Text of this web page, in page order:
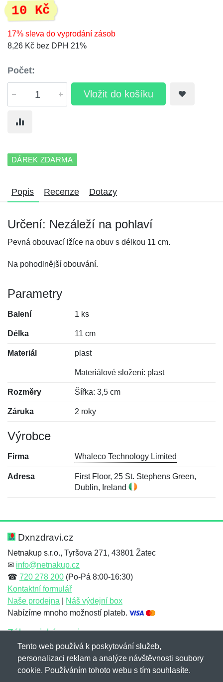
10 Kč
17% sleva do vyprodání zásob
8,26 Kč bez DPH 21%
Počet:
Vložit do košíku
DÁREK ZDARMA
Popis Recenze Dotazy
Určení: Nezáleží na pohlaví
Pevná obouvací lžíce na obuv s délkou 11 cm.
Na pohodlnější obouvání.
Parametry
Balení 1 ks
Délka 11 cm
Materiál plast
Materiálové složení: plast
Rozměry Šířka: 3,5 cm
Záruka 2 roky
Výrobce
Firma Whaleco Technology Limited
Adresa
First Floor, 25 St. Stephens Green,
Dublin, Ireland
Hodnocení:
Jméno: *
Zpráva*
Jméno:
E-mail:*
Dxnzdravi.cz
Netnakup s.r.o., Tyršova 271, 43801 Žatec
✉ info@netnakup.cz
☎ 720 278 200 (Po-Pá 8:00-16:30)
Kontaktní formulář
Naše prodejna
Náš výdejní box
Nabízíme mnoho možností plateb.
Zákaznický servis
Novinky emailem
Tento web používá k poskytování služeb,
personalizaci reklam a analýze návštěvnosti soubory
cookie. Používáním tohoto webu s tím souhlasíte.